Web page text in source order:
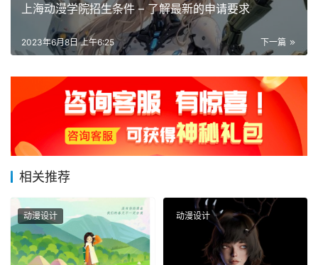
上海动漫学院招生条件 – 了解最新的申请要求
下一篇
2023年6月8日 上午6:25
相关推荐
动漫设计 动漫设计